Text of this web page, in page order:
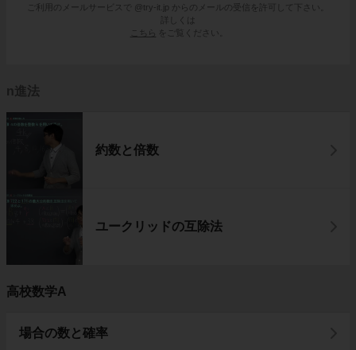
ご利用のメールサービスで @try-it.jp からのメールの受信を許可して下さい。
詳しくは
こちら
をご覧ください。
n進法
約数と倍数
ユークリッドの互除法
高校数学A
場合の数と確率